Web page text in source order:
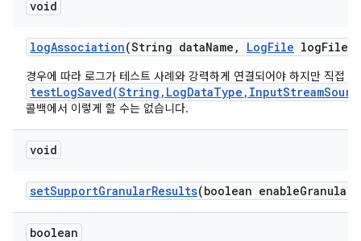
void
logAssociation(String dataName , LogFile logFile)
경우에 따라 로그가 테스트 사례와 강력하게 연결되어야 하지만 직접
콜백에서 이렇게 할 수는 없습니다.
void
setSupportGranularResults(boolean enableGranular
boolean